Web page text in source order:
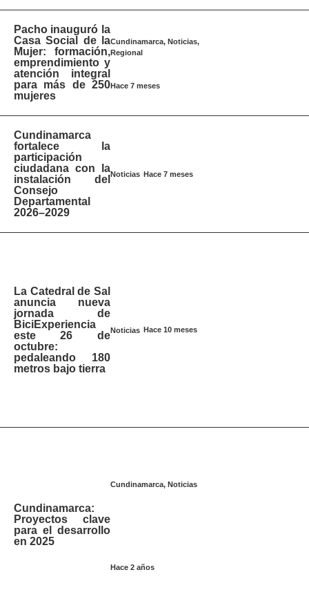
Cundinamarca, Noticias,
Regional
Hace 7 meses
Pacho inauguró la
Casa Social de la
Mujer: formación,
emprendimiento y
atención integral
para más de 250
mujeres
Noticias Hace 7 meses
Cundinamarca
fortalece la
participación
ciudadana con la
instalación del
Consejo
Departamental
2026–2029
Noticias Hace 10 meses
La Catedral de Sal
anuncia nueva
jornada de
BiciExperiencia
este 26 de
octubre:
pedaleando 180
metros bajo tierra
Cundinamarca, Noticias
Hace 2 años
Cundinamarca:
Proyectos clave
para el desarrollo
en 2025